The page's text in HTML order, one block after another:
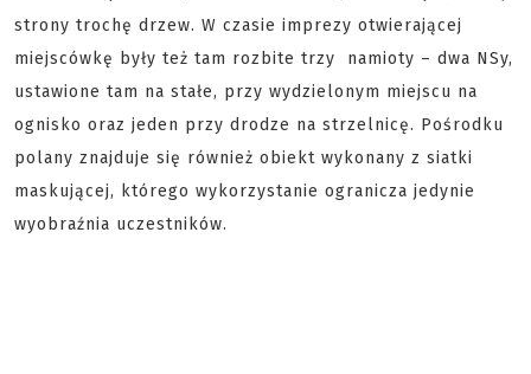
strony trochę drzew. W czasie imprezy otwierającej
miejscówkę były też tam rozbite trzy namioty – dwa NSy,
ustawione tam na stałe, przy wydzielonym miejscu na
ognisko oraz jeden przy drodze na strzelnicę. Pośrodku
polany znajduje się również obiekt wykonany z siatki
maskującej, którego wykorzystanie ogranicza jedynie
wyobraźnia uczestników.